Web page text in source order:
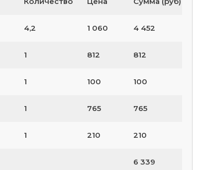
4,2 1 060 4 452
1 812 812
1 100 100
1 765 765
1 210 210
6 339